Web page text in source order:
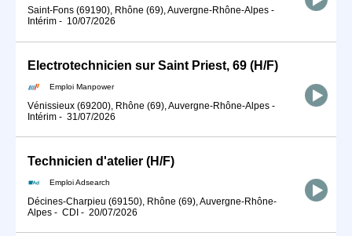
Saint-Fons (69190), Rhône (69), Auvergne-Rhône-Alpes -
Intérim - 10/07/2026
Electrotechnicien sur Saint Priest, 69 (H/F)
Emploi Manpower
Vénissieux (69200), Rhône (69), Auvergne-Rhône-Alpes -
Intérim - 31/07/2026
Technicien d'atelier (H/F)
Emploi Adsearch
Décines-Charpieu (69150), Rhône (69), Auvergne-Rhône-
Alpes - CDI - 20/07/2026